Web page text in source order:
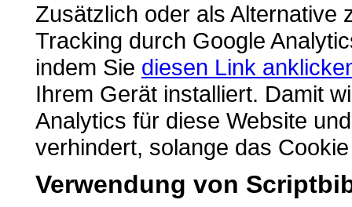
Zusätzlich oder als Alternative
Tracking durch Google
indem Sie diesen Link
Ihrem Gerät installiert. Damit
Analytics für diese Website
verhindert, solange das
Verwendung von